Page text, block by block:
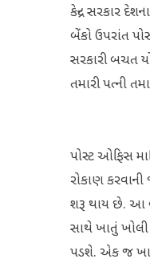
કેન્દ્ર સરકાર
બેંકો ઉપરાંત
સરકારી બચત
તમારી પત્ની
પોસ્ટ ઓફિસ
રોકાણ
શરૂ થાય છે. આ
સાથે ખાતું ખોલી
પડશે. એક જ